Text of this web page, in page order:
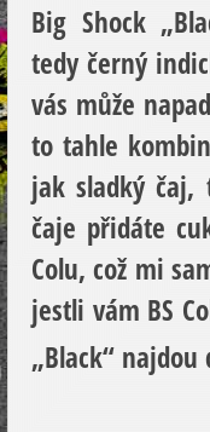
Big Shock
tedy černý
vás může
to tahle
jak sladký čaj,
čaje přidáte
Colu, což mi
jestli vám BS
„Black“